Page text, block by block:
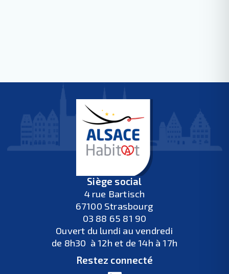
Siège social
4 rue Bartisch
67100 Strasbourg
03 88 65 81 90
Ouvert du lundi au vendredi
de 8h30 à 12h et de 14h à 17h
Restez connecté